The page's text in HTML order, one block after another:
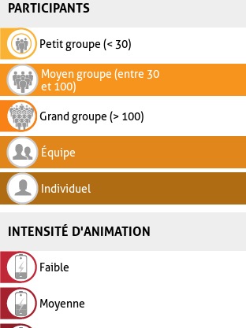
PARTICIPANTS
Petit groupe (< 30)
Moyen groupe (entre 30
et 100)
Grand groupe (> 100)
Équipe
Individuel
INTENSITÉ D'ANIMATION
Faible
Moyenne